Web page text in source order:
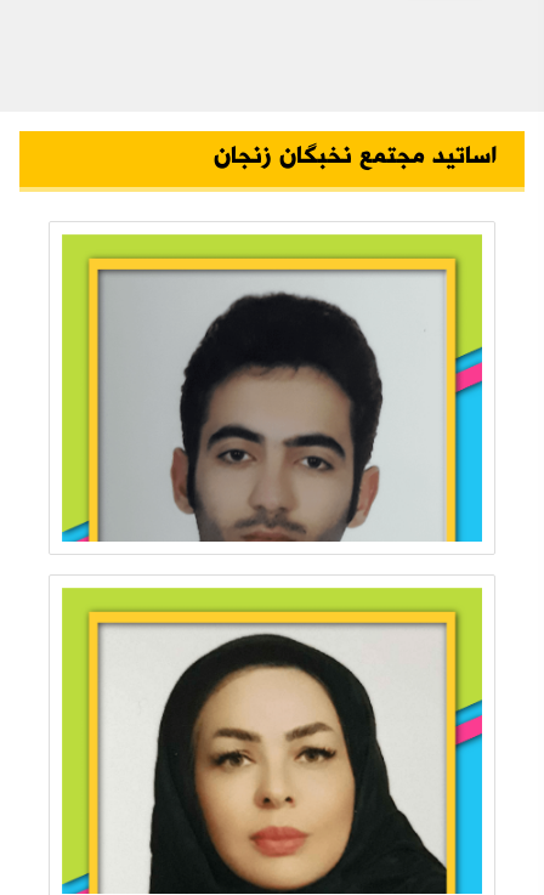
اساتید مجتمع نخبگان زنجان